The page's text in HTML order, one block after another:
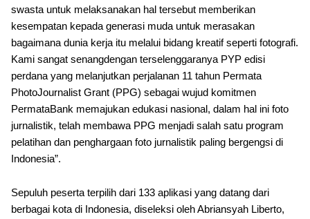
swasta untuk melaksanakan hal tersebut memberikan
kesempatan kepada generasi muda untuk merasakan
bagaimana dunia kerja itu melalui bidang kreatif seperti fotografi.
Kami sangat senangdengan terselenggaranya PYP edisi
perdana yang melanjutkan perjalanan 11 tahun Permata
PhotoJournalist Grant (PPG) sebagai wujud komitmen
PermataBank memajukan edukasi nasional, dalam hal ini foto
jurnalistik, telah membawa PPG menjadi salah satu program
pelatihan dan penghargaan foto jurnalistik paling bergengsi di
Indonesia”.
Sepuluh peserta terpilih dari 133 aplikasi yang datang dari
berbagai kota di Indonesia, diseleksi oleh Abriansyah Liberto,